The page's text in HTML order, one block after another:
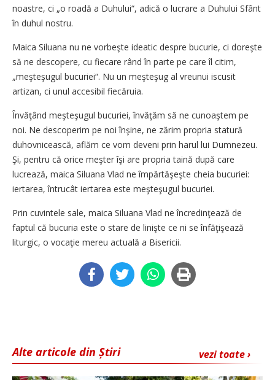
noastre, ci „o roadă a Duhului“, adică o lucrare a Duhului Sfânt
în duhul nostru.
Maica Siluana nu ne vorbeşte ideatic despre bucurie, ci doreşte
să ne descopere, cu fiecare rând în parte pe care îl citim,
„meşteşugul bucuriei“. Nu un meşteşug al vreunui iscusit
artizan, ci unul accesibil fiecăruia.
Învăţând meşteşugul bucuriei, învăţăm să ne cunoaştem pe
noi. Ne descoperim pe noi înşine, ne zărim propria statură
duhovnicească, aflăm ce vom deveni prin harul lui Dumnezeu.
Şi, pentru că orice meşter îşi are propria taină după care
lucrează, maica Siluana Vlad ne împărtăşeşte cheia bucuriei:
iertarea, întrucât iertarea este meşteşugul bucuriei.
Prin cuvintele sale, maica Siluana Vlad ne încredinţează de
faptul că bucuria este o stare de linişte ce ni se înfăţişează
liturgic, o vocaţie mereu actuală a Bisericii.
vezi toate ›
Alte articole din Știri